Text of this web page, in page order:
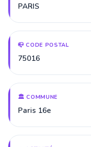
PARIS
📪 CODE POSTAL
75016
🏛️ COMMUNE
Paris 16e